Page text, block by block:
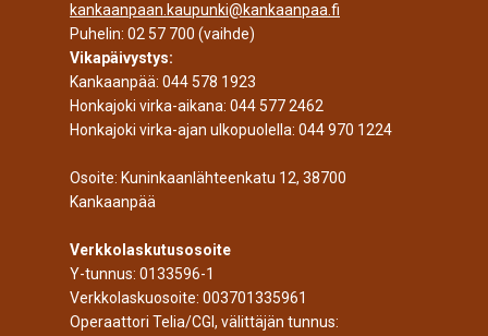
kankaanpaan.kaupunki@kankaanpaa.fi
Puhelin: 02 57 700 (vaihde)
Vikapäivystys:
Kankaanpää: 044 578 1923
Honkajoki virka-aikana: 044 577 2462
Honkajoki virka-ajan ulkopuolella: 044 970 1224
Osoite: Kuninkaanlähteenkatu 12, 38700
Kankaanpää
Verkkolaskutusosoite
Y-tunnus: 0133596-1
Verkkolaskuosoite: 003701335961
Operaattori Telia/CGI, välittäjän tunnus: